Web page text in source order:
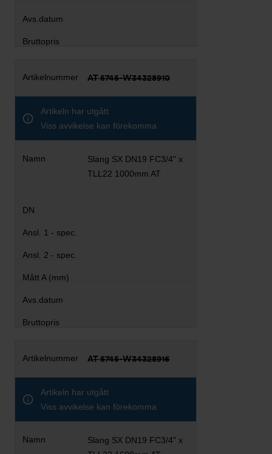
AT 5745-W34328910
Artikeln har utgått
Viss avvikelse kan förekomma
Slang SX DN19 FC3/4" x
TLL22 1000mm AT
AT 5745-W34328916
Artikeln har utgått
Viss avvikelse kan förekomma
Slang SX DN19 FC3/4" x